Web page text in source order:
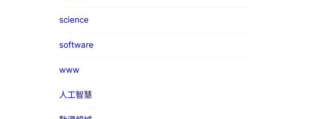
science
software
www
人工智慧